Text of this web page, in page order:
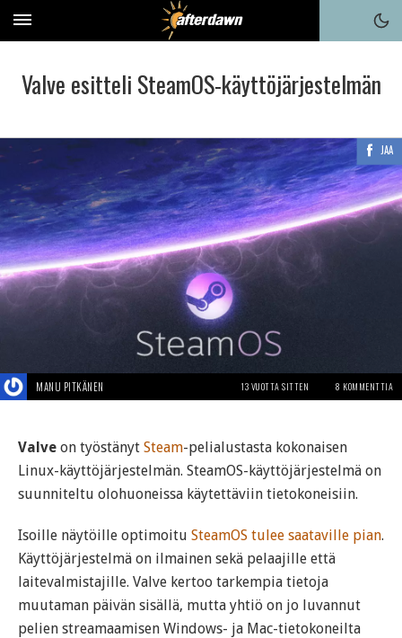
Valve esitteli SteamOS-käyttöjärjestelmän
JAA
MANU PITKÄNEN 13 VUOTTA SITTEN 8 KOMMENTTIA
Valve on työstänyt Steam-pelialustasta kokonaisen
Linux-käyttöjärjestelmän. SteamOS-käyttöjärjestelmä on
suunniteltu olohuoneissa käytettäviin tietokoneisiin.
Isoille näytöille optimoitu SteamOS tulee saataville pian.
Käyttöjärjestelmä on ilmainen sekä pelaajille että
laitevalmistajille. Valve kertoo tarkempia tietoja
muutaman päivän sisällä, mutta yhtiö on jo luvannut
pelien streamaamisen Windows- ja Mac-tietokoneilta